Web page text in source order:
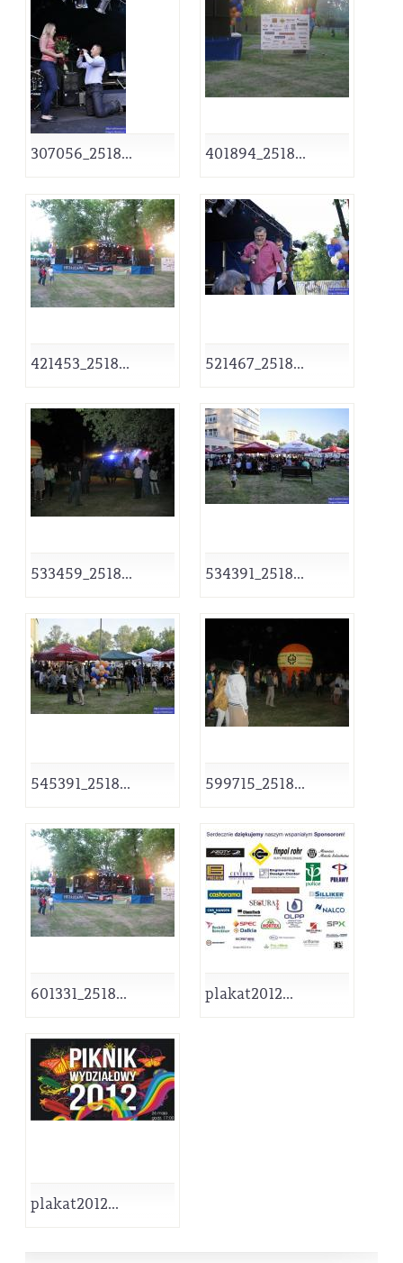
307056_2518... 401894_2518...
421453_2518... 521467_2518...
533459_2518... 534391_2518...
545391_2518... 599715_2518...
601331_2518... plakat2012...
plakat2012...